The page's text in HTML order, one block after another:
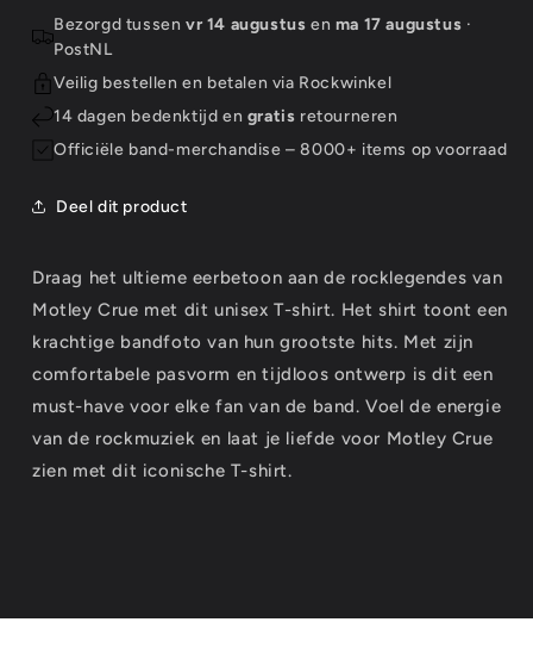
Greatest
Hits
Band
Shot
Greatest
Hits
Shot
Bezorgd tussen vr 14 augustus en ma 17 augustus ·
PostNL
Veilig bestellen en betalen via Rockwinkel
14 dagen bedenktijd en gratis retourneren
Officiële band-merchandise – 8000+ items op voorraad
Deel dit product
Draag het ultieme eerbetoon aan de rocklegendes van
Motley Crue met dit unisex T-shirt. Het shirt toont een
krachtige bandfoto van hun grootste hits. Met zijn
comfortabele pasvorm en tijdloos ontwerp is dit een
must-have voor elke fan van de band. Voel de energie
van de rockmuziek en laat je liefde voor Motley Crue
zien met dit iconische T-shirt.